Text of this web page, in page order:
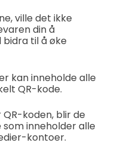
ville det ikke
din å
til å øke
kan inneholde alle
QR-kode.
koden, blir de
inneholder alle
kontoer.